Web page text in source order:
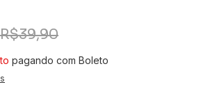
R$39,90
pagando com Boleto